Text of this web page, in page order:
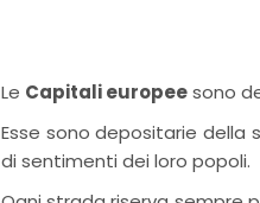
Le Capitali europeesono
Esse sono depositarie della
di sentimenti dei loro popoli.